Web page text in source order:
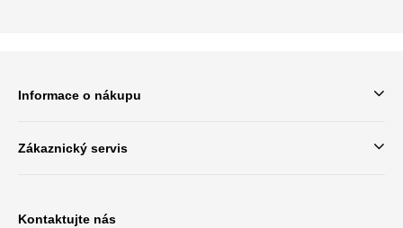
Informace o nákupu
Zákaznický servis
Kontaktujte nás